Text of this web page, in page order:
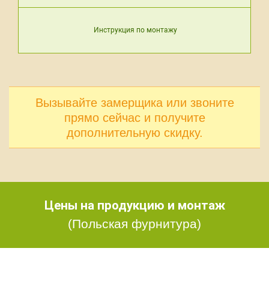
Инструкция по монтажу
Вызывайте замерщика или звоните
прямо сейчас и получите
дополнительную скидку.
Цены на продукцию и монтаж
(Польская фурнитура)